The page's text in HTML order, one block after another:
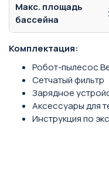
Макс. площадь
бассейна
Комплектация:
Робот-пылесос
Сетчатый фильтр
Зарядное
Аксессуары для
Инструкция по